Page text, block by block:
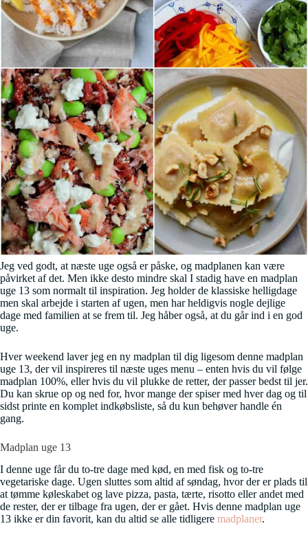
Jeg ved godt, at næste uge også er påske, og madplanen kan være
påvirket af det. Men ikke desto mindre skal I stadig have en madplan
uge 13 som normalt til inspiration. Jeg holder de klassiske helligdage
men skal arbejde i starten af ugen, men har heldigvis nogle dejlige
dage med familien at se frem til. Jeg håber også, at du går ind i en god
uge.
Hver weekend laver jeg en ny madplan til dig ligesom denne madplan
uge 13, der vil inspireres til næste uges menu – enten hvis du vil følge
madplan 100%, eller hvis du vil plukke de retter, der passer bedst til jer.
Du kan skrue op og ned for, hvor mange der spiser med hver dag og til
sidst printe en komplet indkøbsliste, så du kun behøver handle én
gang.
Madplan uge 13
I denne uge får du to-tre dage med kød, en med fisk og to-tre
vegetariske dage. Ugen sluttes som altid af søndag, hvor der er plads til
at tømme køleskabet og lave pizza, pasta, tærte, risotto eller andet med
de rester, der er tilbage fra ugen, der er gået. Hvis denne madplan uge
13 ikke er din favorit, kan du altid se alle tidligere madplaner.